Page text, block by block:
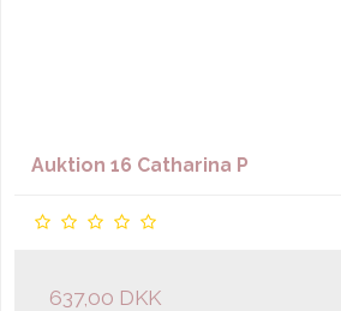
Auktion 16 Catharina P
637,00 DKK